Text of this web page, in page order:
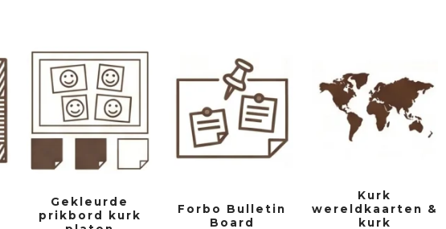
Gekleurde
prikbord kurk
Forbo Bulletin
Board
Kurk
wereldkaarten &
kurk